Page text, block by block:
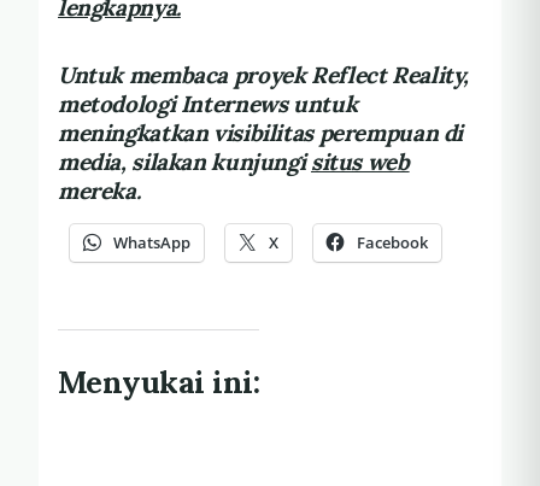
lengkapnya.
Untuk membaca proyek Reflect Reality,
metodologi Internews untuk
meningkatkan visibilitas perempuan di
media, silakan kunjungisitus web
mereka.
WhatsApp X Facebook
Menyukai ini: